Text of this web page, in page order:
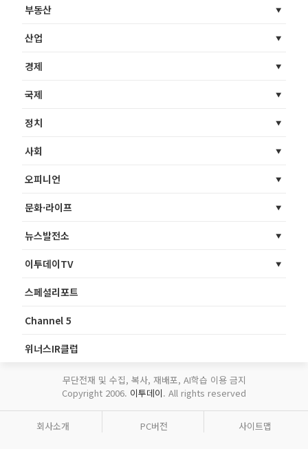
부동산
산업
경제
국제
정치
사회
오피니언
문화·라이프
뉴스발전소
이투데이TV
스페셜리포트
Channel 5
위너스IR클럽
무단전재 및 수집, 복사, 재배포, AI학습 이용 금지
Copyright 2006. 이투데이. All rights reserved
회사소개 PC버전 사이트맵